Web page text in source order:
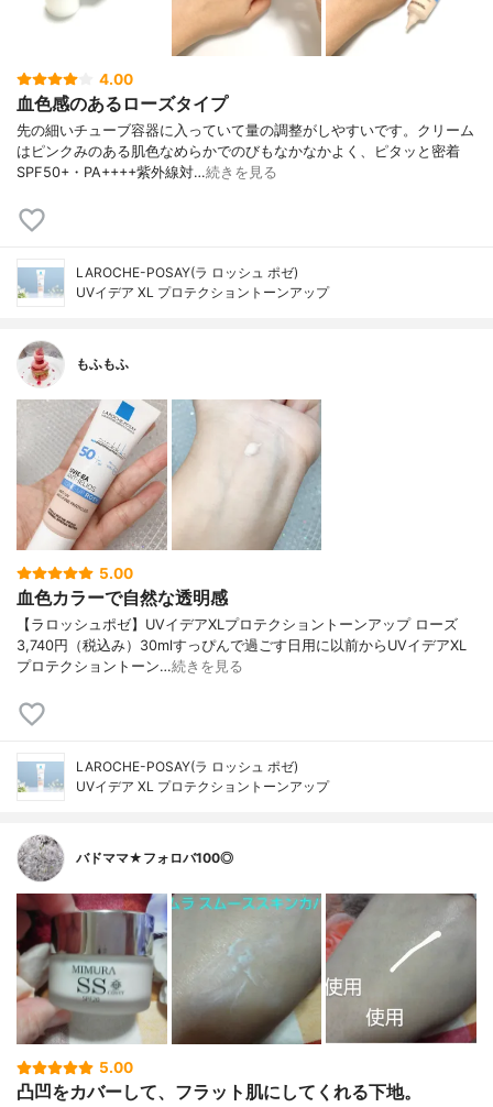
4.00
血色感のあるローズタイプ
先の細いチューブ容器に入っていて量の調整がしやすいです。クリーム
はピンクみのある肌色なめらかでのびもなかなかよく、ピタッと密着
SPF50+・PA++++紫外線対…続きを見る
LAROCHE-POSAY(ラ ロッシュ ポゼ)
UVイデア XL プロテクショントーンアップ
もふもふ
5.00
血色カラーで自然な透明感
【ラロッシュポゼ】UVイデアXLプロテクショントーンアップ ローズ
3,740円（税込み）30mlすっぴんで過ごす日用に以前からUVイデアXL
プロテクショントーン…続きを見る
LAROCHE-POSAY(ラ ロッシュ ポゼ)
UVイデア XL プロテクショントーンアップ
バドママ★フォロバ100◎
5.00
凸凹をカバーして、フラット肌にしてくれる下地。